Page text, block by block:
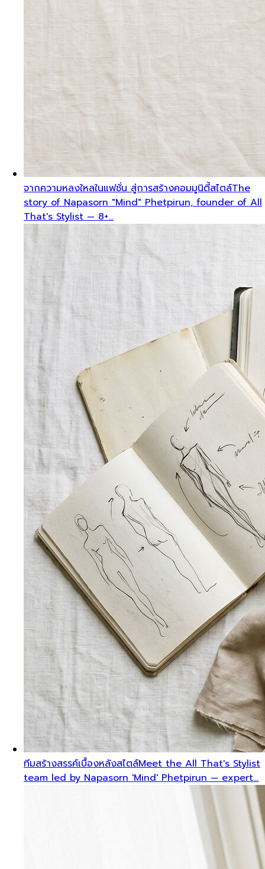
จากความหลงใหลในแฟชั่น สู่การสร้างคอมมูนิตี้สไตล์The
story of Napasorn "Mind" Phetpirun, founder of All
That's Stylist — 8+…
ทีมสร้างสรรค์เบื้องหลังสไตล์Meet the All That's Stylist
team led by Napasorn 'Mind' Phetpirun — expert…